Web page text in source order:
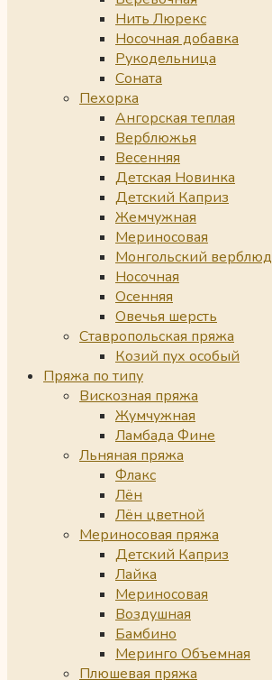
Нить Люрекс
Носочная добавка
Рукодельница
Соната
Пехорка
Ангорская теплая
Верблюжья
Весенняя
Детская Новинка
Детский Каприз
Жемчужная
Мериносовая
Монгольский верблюд
Носочная
Осенняя
Овечья шерсть
Ставропольская пряжа
Козий пух особый
Пряжа по типу
Вискозная пряжа
Жумчужная
Ламбада Фине
Льняная пряжа
Флакс
Лён
Лён цветной
Мериносовая пряжа
Детский Каприз
Лайка
Мериносовая
Воздушная
Бамбино
Меринго Объемная
Плюшевая пряжа